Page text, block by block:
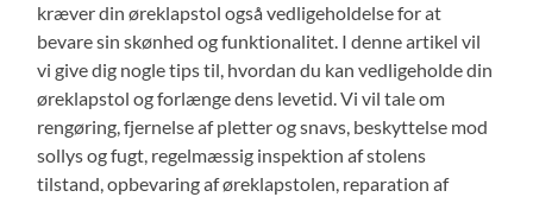
kræver din øreklapstol også vedligeholdelse for at
bevare sin skønhed og funktionalitet. I denne artikel vil
vi give dig nogle tips til, hvordan du kan vedligeholde din
øreklapstol og forlænge dens levetid. Vi vil tale om
rengøring, fjernelse af pletter og snavs, beskyttelse mod
sollys og fugt, regelmæssig inspektion af stolens
tilstand, opbevaring af øreklapstolen, reparation af